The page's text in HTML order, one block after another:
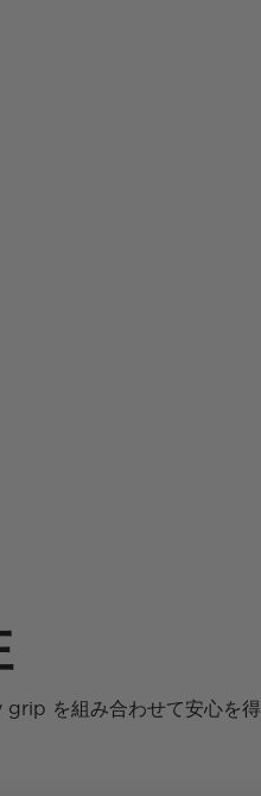
を組み合わせて安心を得